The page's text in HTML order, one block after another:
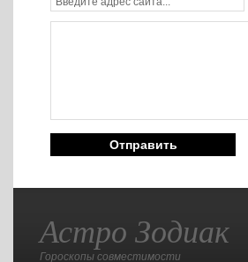
Астро Зодиак
Гороскопы совместимости